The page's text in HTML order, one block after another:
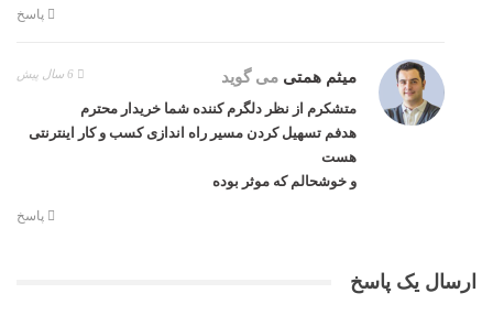
پاسخ
میثم همتیمی گوید
متشکرم از نظر دلگرم کننده شما خریدار محترم
هدفم تسهیل کردن مسیر راه اندازی کسب و کار اینترنتی
هست
و خوشحالم که موثر بوده
پاسخ
ارسال یک پاسخ